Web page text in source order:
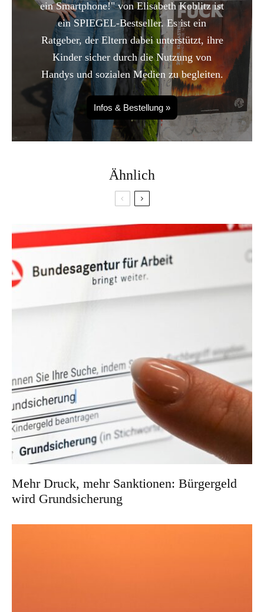
ein Smartphone!" von Elisabeth Koblitz ist
ein SPIEGEL-Bestseller. Es ist ein
Ratgeber, der Eltern dabei unterstützt, ihre
Kinder sicher durch die Nutzung von
Handys und sozialen Medien zu begleiten.
Infos & Bestellung »
Ähnlich
Mehr Druck, mehr Sanktionen: Bürgergeld
wird Grundsicherung